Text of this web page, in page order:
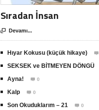
Sıradan İnsan
 Devamı...
Hıyar Kokusu (küçük hikaye) 
SEKSEK ve BİTMEYEN DÖNGÜ
Ayna!  0
Kalp  0
Son Okuduklarım – 21  0